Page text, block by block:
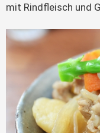
mit Rindfleisch und